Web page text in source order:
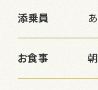
添乗員
お食事